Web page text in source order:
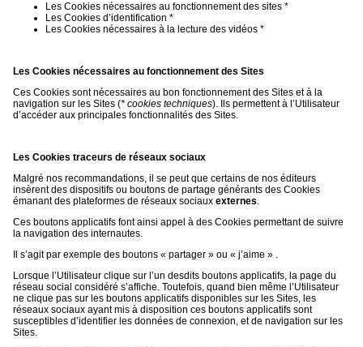
Les Cookies nécessaires au fonctionnement des sites *
Les Cookies d’identification *
Les Cookies nécessaires à la lecture des vidéos *
Les Cookies nécessaires au fonctionnement des Sites
Ces Cookies sont nécessaires au bon fonctionnement des Sites et à la
navigation sur les Sites (* cookies techniques). Ils permettent à l’Utilisateur
d’accéder aux principales fonctionnalités des Sites.
Les Cookies traceurs de réseaux sociaux
Malgré nos recommandations, il se peut que certains de nos éditeurs
insèrent des dispositifs ou boutons de partage générants des Cookies
émanant des plateformes de réseaux sociaux externes.
Ces boutons applicatifs font ainsi appel à des Cookies permettant de suivre
la navigation des internautes.
Il s’agit par exemple des boutons « partager » ou « j’aime » .
Lorsque l’Utilisateur clique sur l’un desdits boutons applicatifs, la page du
réseau social considéré s’affiche. Toutefois, quand bien même l’Utilisateur
ne clique pas sur les boutons applicatifs disponibles sur les Sites, les
réseaux sociaux ayant mis à disposition ces boutons applicatifs sont
susceptibles d’identifier les données de connexion, et de navigation sur les
Sites.